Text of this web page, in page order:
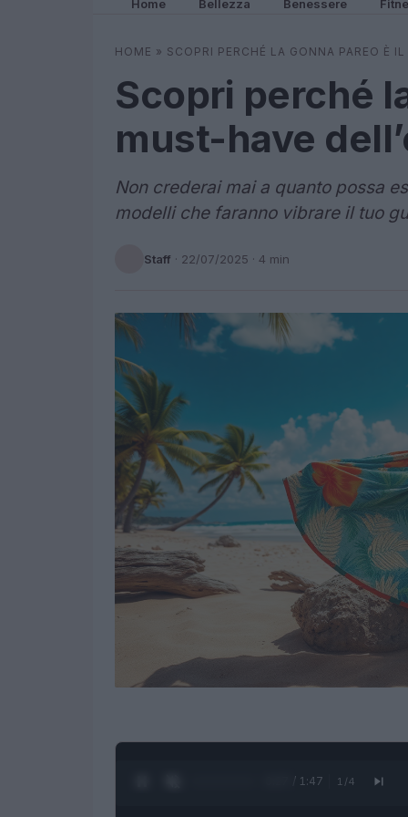
Home Bellezza Benessere
HOME » SCOPRI PERCHÉ LA GONNA PAREO È
Scopri perché
must-have
Non crederai mai a quanto possa
modelli che faranno vibrare il tuo
Staff · 22/07/2025 · 4 min
0:28 / 1:47 1 /4